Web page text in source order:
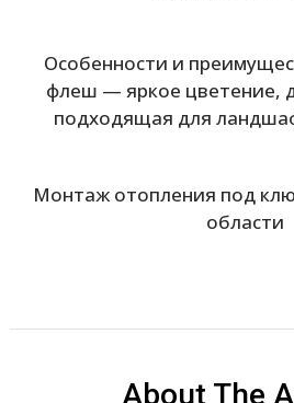
Особенности и
флеш — яркое цветение,
подходящая для
Монтаж отопления под
области
About The